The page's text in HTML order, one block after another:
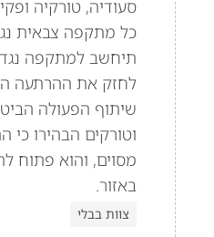
סעודיה, טורקיה
כל מתקפה צבאית
תיחשב למתקפה
לחזק את ההרתעה
שיתוף הפעולה
וטורקים הבהירו כי
מסוים, והוא פתוח
באזור.
צוות בבלי